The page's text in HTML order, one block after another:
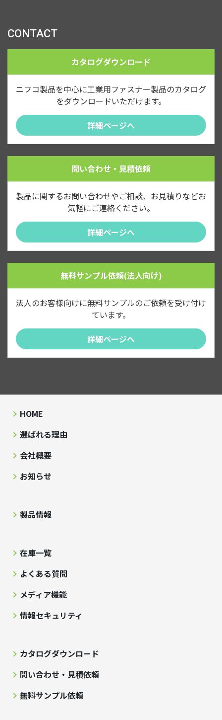
CONTACT
カタログダウンロード
ニフコ製品を中心に工業用ファスナー製品のカタログ
をダウンロードいただけます。
詳細ページへ
問い合わせ・見積依頼
製品に関するお問い合わせやご相談、お見積りなどお
気軽にご連絡ください。
詳細ページへ
無料サンプル依頼(法人向け)
法人のお客様向けに無料サンプルのご依頼を受け付け
ています。
詳細ページへ
HOME
選ばれる理由
会社概要
お知らせ
製品情報
在庫一覧
よくある質問
メディア機能
情報セキュリティ
カタログダウンロード
問い合わせ・見積依頼
無料サンプル依頼